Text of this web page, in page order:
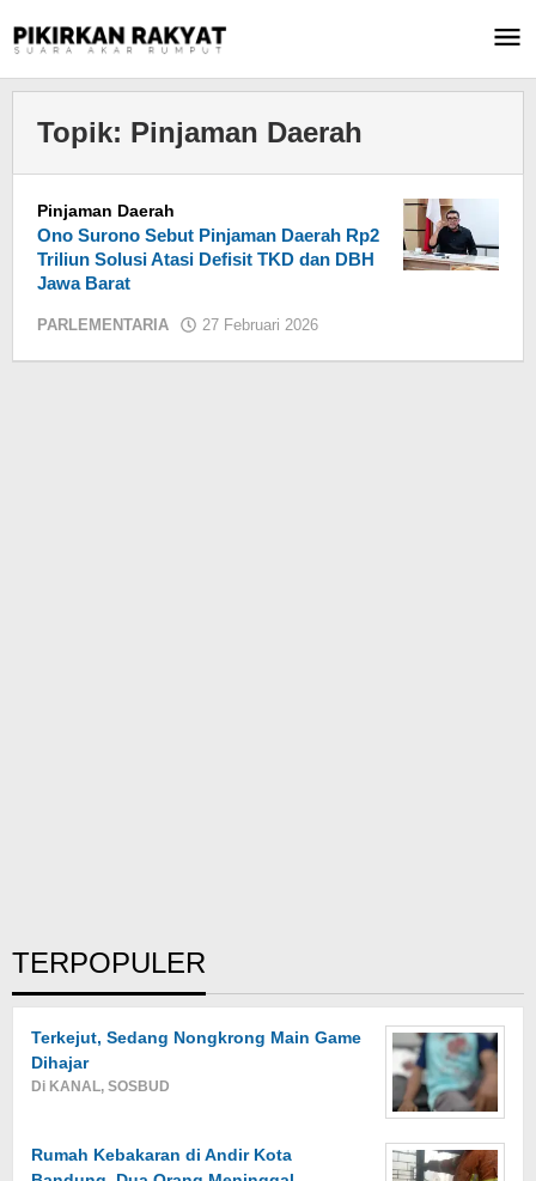
ke
Topik: Pinjaman Daerah
Pinjaman Daerah
Ono Surono Sebut Pinjaman Daerah Rp2
Triliun Solusi Atasi Defisit TKD dan DBH
Jawa Barat
PARLEMENTARIA 27 Februari 2026
TERPOPULER
Terkejut, Sedang Nongkrong Main Game
Dihajar
Di KANAL, SOSBUD
Rumah Kebakaran di Andir Kota